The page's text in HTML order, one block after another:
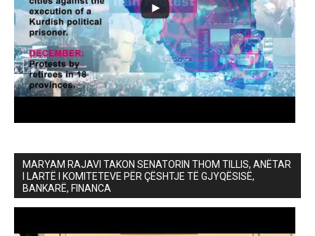
MARYAM RAJAVI TAKON SENATORIN THOM TILLIS, ANËTAR
I LARTË I KOMITETEVE PËR ÇËSHTJE TË GJYQËSISË,
BANKARË, FINANCA